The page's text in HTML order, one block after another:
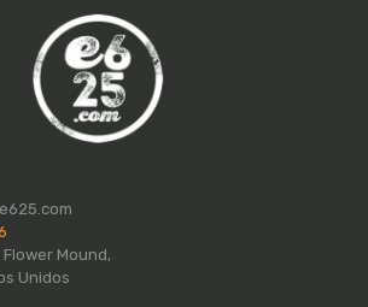
Flower Mound,
Unidos